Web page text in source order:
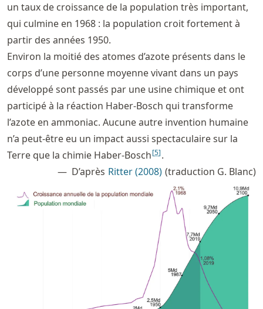
un taux de croissance de la population très important,
qui culmine en 1968 : la population croit fortement à
partir des années 1950.
Environ la moitié des atomes d’azote présents dans le
corps d’une personne moyenne vivant dans un pays
développé sont passés par une usine chimique et ont
participé à la réaction Haber-Bosch qui transforme
l’azote en ammoniac. Aucune autre invention humaine
n’a peut-être eu un impact aussi spectaculaire sur la
Terre que la chimie Haber-Bosch[5].
D’après Ritter (2008) (traduction G. Blanc)